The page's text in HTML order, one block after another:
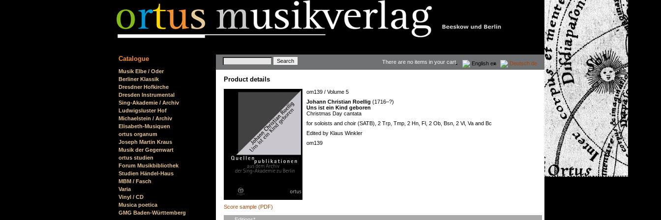
Keywords
Deutsch de
English en
There are no items in your cart.
Product details
om139 / Volume 5
Johann Christian Roellig (1716–?)
Uns ist ein Kind geboren
Christmas Day cantata
for soloists and choir (SATB), 2 Trp, Tmp, 2 Hn, Fl, 2 Ob, Bsn, 2 Vl, Va and Bc
Edited by Klaus Winkler
om139
Score sample (PDF)
Catalogue
Skip
navigation
Musik Elbe / Oder
Berliner Klassik
Dresdner Hofkirche
Dresden Instrumental
Sing-Akademie / Archiv
Ludwigsluster Hof
Michaelstein / Archiv
Elisabeth-Musiquen
ortus organum
Joseph Martin Kraus
Musik der Gegenwart
ortus studien
Forum Musikbibliothek
Studien Händel-Haus
MBM / Fasch
Varia
Vinyl / CD
Musica poetica
GMG Baden-Württemberg